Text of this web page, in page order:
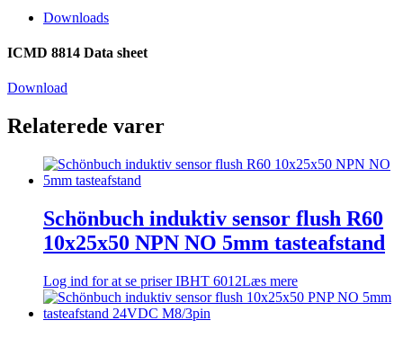
Downloads
ICMD 8814 Data sheet
Download
Relaterede varer
Schönbuch induktiv sensor flush R60
10x25x50 NPN NO 5mm tasteafstand
Log ind for at se priserIBHT 6012Læs mere